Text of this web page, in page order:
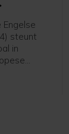
Engelse
steunt
in